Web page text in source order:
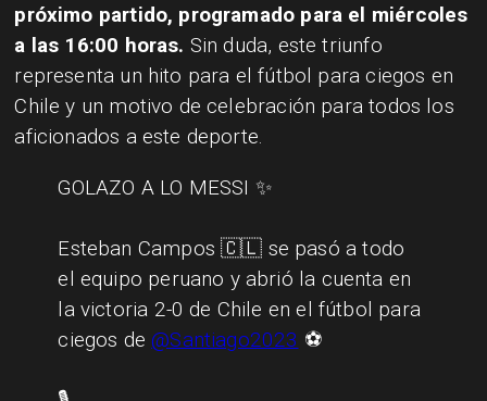
próximo partido, programado para el miércoles
a las 16:00 horas. Sin duda, este triunfo
representa un hito para el fútbol para ciegos en
Chile y un motivo de celebración para todos los
aficionados a este deporte.
GOLAZO A LO MESSI ✨
Esteban Campos 🇨🇱 se pasó a todo
el equipo peruano y abrió la cuenta en
la victoria 2-0 de Chile en el fútbol para
ciegos de@Santiago2023 ⚽